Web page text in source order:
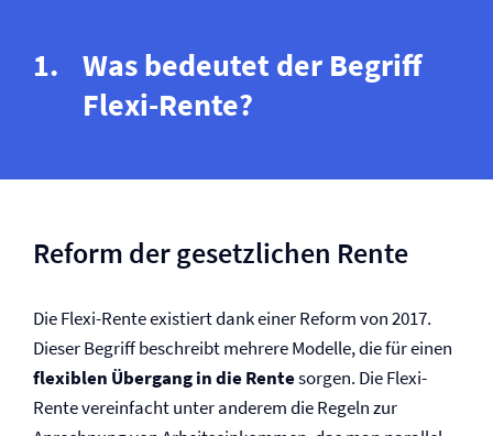
Was bedeutet der Begriff
Flexi-Rente?
Reform der gesetzlichen Rente
Die Flexi-Rente existiert dank einer Reform von 2017.
Dieser Begriff beschreibt mehrere Modelle, die für einen
flexiblen Übergang in die Rentesorgen. Die Flexi-
Rente vereinfacht unter anderem die Regeln zur